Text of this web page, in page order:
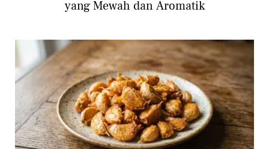
yang Mewah dan Aromatik